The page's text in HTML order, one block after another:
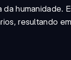
humanidade.
resultando